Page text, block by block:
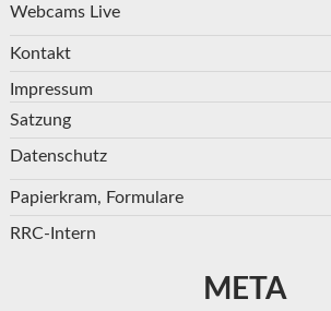
Webcams Live
Kontakt
Impressum
Satzung
Datenschutz
Papierkram, Formulare
RRC-Intern
META